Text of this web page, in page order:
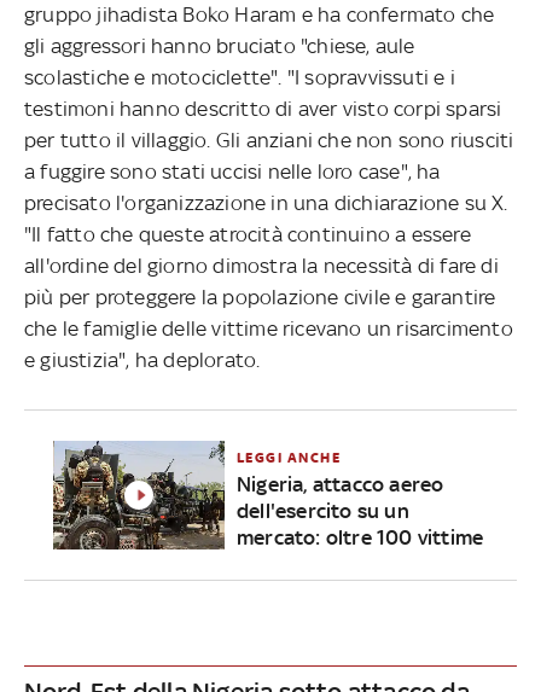
gruppo jihadista Boko Haram e ha confermato che
gli aggressori hanno bruciato "chiese, aule
scolastiche e motociclette". "I sopravvissuti e i
testimoni hanno descritto di aver visto corpi sparsi
per tutto il villaggio. Gli anziani che non sono riusciti
a fuggire sono stati uccisi nelle loro case", ha
precisato l'organizzazione in una dichiarazione su X.
"Il fatto che queste atrocità continuino a essere
all'ordine del giorno dimostra la necessità di fare di
più per proteggere la popolazione civile e garantire
che le famiglie delle vittime ricevano un risarcimento
e giustizia", ha deplorato.
LEGGI ANCHE
Nigeria, attacco aereo
dell'esercito su un
mercato: oltre 100 vittime